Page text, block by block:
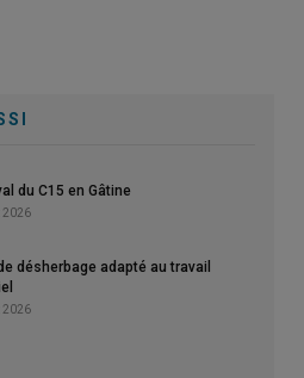
du C15 en Gâtine
2026
désherbage adapté au travail
2026